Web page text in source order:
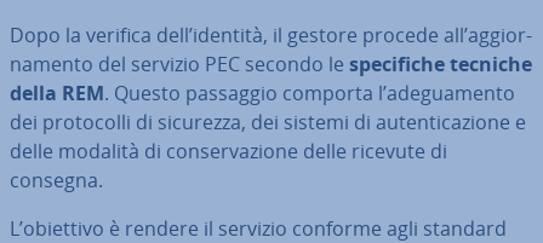
Dopo la verifica dell’identità, il gestore procede all’ag­gior­
na­men­to del servizio PEC secondo le spe­ci­fi­che tecniche
della REM. Questo passaggio comporta l’ade­gua­men­to
dei pro­to­col­li di sicurezza, dei sistemi di au­ten­ti­ca­zio­ne e
delle modalità di con­ser­va­zio­ne delle ricevute di
consegna.
L’obiettivo è rendere il servizio conforme agli standard